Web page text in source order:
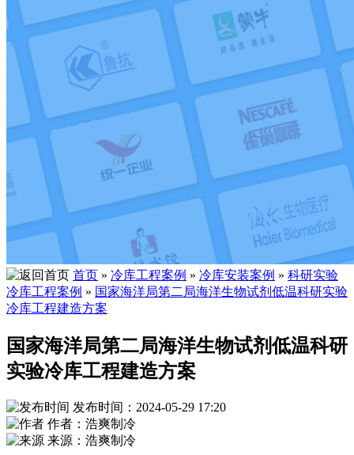
首页 » 冷库工程案例 » 冷库安装案例 » 科研实验
冷库工程案例 » 国家海洋局第二局海洋生物试剂低温科研实验
冷库工程建造方案
国家海洋局第二局海洋生物试剂低温科研
实验冷库工程建造方案
发布时间：2024-05-29 17:20
作者：浩爽制冷
来源：浩爽制冷